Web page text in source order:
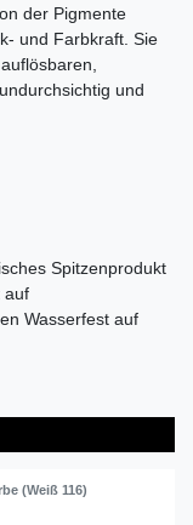
der Pigmente
und Farbkraft. Sie
und
Spitzenprodukt
auf
Wasserfest auf
(Weiß 116)